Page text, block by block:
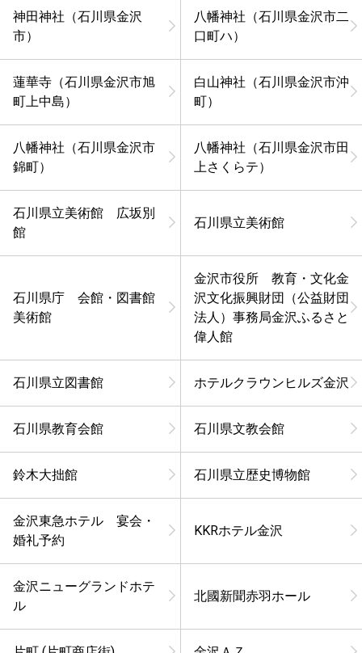
神田神社（石川県金沢
市）
八幡神社（石川県金沢市二
口町ハ）
蓮華寺（石川県金沢市旭
町上中島）
白山神社（石川県金沢市沖
町）
八幡神社（石川県金沢市
錦町）
八幡神社（石川県金沢市田
上さくらテ）
石川県立美術館 広坂別
館
石川県立美術館
石川県庁 会館・図書館
美術館
金沢市役所 教育・文化金
沢文化振興財団（公益財団
法人）事務局金沢ふるさと
偉人館
石川県立図書館 ホテルクラウンヒルズ金沢
石川県教育会館 石川県文教会館
鈴木大拙館 石川県立歴史博物館
金沢東急ホテル 宴会・
婚礼予約
KKRホテル金沢
金沢ニューグランドホテ
ル
北國新聞赤羽ホール